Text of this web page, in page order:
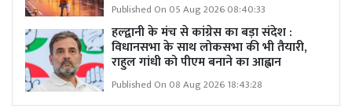
Published On 05 Aug 2026 08:40:33
हल्द्वानी के मंच से कांग्रेस का बड़ा संदेश :
विधानसभा के साथ लोकसभा की भी तैयारी,
राहुल गांधी को पीएम बनाने का आह्वान
Published On 08 Aug 2026 18:43:28